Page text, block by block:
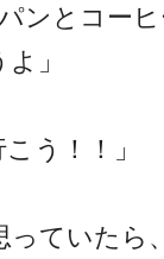
ンとコー
」
う！！」
っていたら